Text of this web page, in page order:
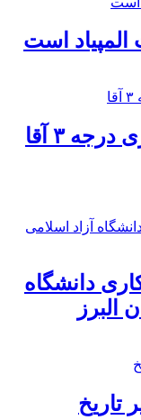
است
۳ آقا
دانشگاه
البرز
تاریخ